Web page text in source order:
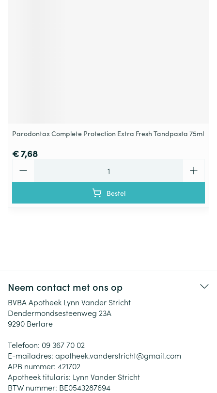
Parodontax Complete Protection Extra Fresh Tandpasta 75ml
€ 7,68
Bestel
Neem contact met ons op
BVBA Apotheek Lynn Vander Stricht
Dendermondsesteenweg 23A
9290 Berlare
Telefoon: 09 367 70 02
E-mailadres: apotheek.vanderstricht@gmail.com
APB nummer: 421702
Apotheek titularis: Lynn Vander Stricht
BTW nummer: BE0543287694